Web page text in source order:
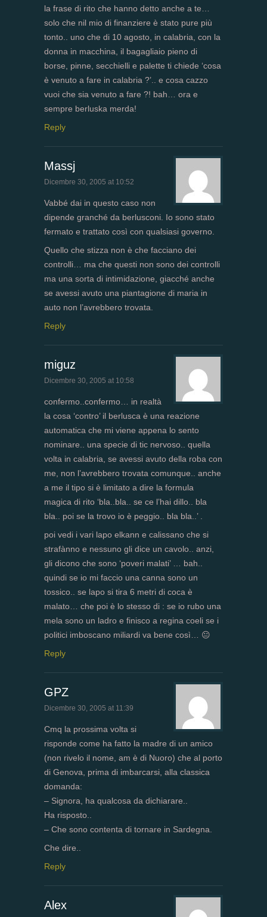
la frase di rito che hanno detto anche a te…
solo che nil mio di finanziere è stato pure più
tonto.. uno che di 10 agosto, in calabria, con la
donna in macchina, il bagagliaio pieno di
borse, pinne, secchielli e palette ti chiede ‘cosa
è venuto a fare in calabria ?’.. e cosa cazzo
vuoi che sia venuto a fare ?! bah… ora e
sempre berluska merda!
Reply
Massj
Dicembre 30, 2005 at 10:52
Vabbé dai in questo caso non
dipende granché da berlusconi. Io sono stato
fermato e trattato così con qualsiasi governo.
Quello che stizza non è che facciano dei
controlli… ma che questi non sono dei controlli
ma una sorta di intimidazione, giacché anche
se avessi avuto una piantagione di maria in
auto non l’avrebbero trovata.
Reply
miguz
Dicembre 30, 2005 at 10:58
confermo..confermo… in realtà
la cosa ‘contro’ il berlusca è una reazione
automatica che mi viene appena lo sento
nominare.. una specie di tic nervoso.. quella
volta in calabria, se avessi avuto della roba con
me, non l’avrebbero trovata comunque.. anche
a me il tipo si è limitato a dire la formula
magica di rito ‘bla..bla.. se ce l’hai dillo.. bla
bla.. poi se la trovo io è peggio.. bla bla..’ .
poi vedi i vari lapo elkann e calissano che si
strafànno e nessuno gli dice un cavolo.. anzi,
gli dicono che sono ‘poveri malati’ … bah..
quindi se io mi faccio una canna sono un
tossico.. se lapo si tira 6 metri di coca è
malato… che poi è lo stesso di : se io rubo una
mela sono un ladro e finisco a regina coeli se i
politici imboscano miliardi va bene così… 😐
Reply
GPZ
Dicembre 30, 2005 at 11:39
Cmq la prossima volta si
risponde come ha fatto la madre di un amico
(non rivelo il nome, am è di Nuoro) che al porto
di Genova, prima di imbarcarsi, alla classica
domanda:
– Signora, ha qualcosa da dichiarare..
Ha risposto..
– Che sono contenta di tornare in Sardegna.
Che dire..
Reply
Alex